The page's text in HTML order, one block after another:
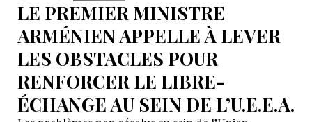
LE PREMIER MINISTRE
ARMÉNIEN APPELLE À LEVER
LES OBSTACLES POUR
RENFORCER LE LIBRE-
ÉCHANGE AU SEIN DE L’U.E.E.A.